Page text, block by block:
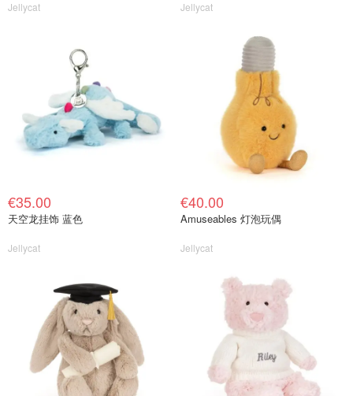
Jellycat Jellycat
€35.00
天空龙挂饰 蓝色
Jellycat
€40.00
Amuseables 灯泡玩偶
Jellycat